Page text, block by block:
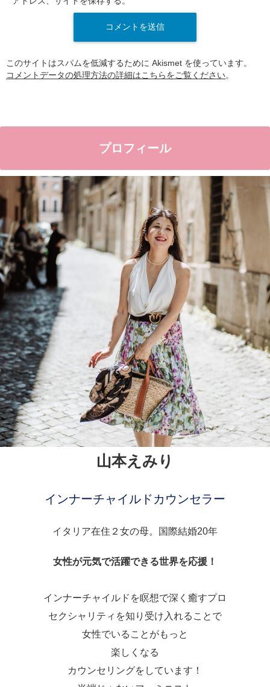
このサイトはスパムを低減するために Akismet を使っています。
コメントデータの処理方法の詳細はこちらをご覧ください。
プロフィール
山本えみり
インナーチャイルドカウンセラー
イタリア在住２女の母。国際結婚20年
女性が元気で活躍できる世界を応援！
インナーチャイルドを瞑想で深く癒すプロ
セクシャリティを知り受け入れることで
女性でいることがもっと
楽しくなる
カウンセリングをしています！